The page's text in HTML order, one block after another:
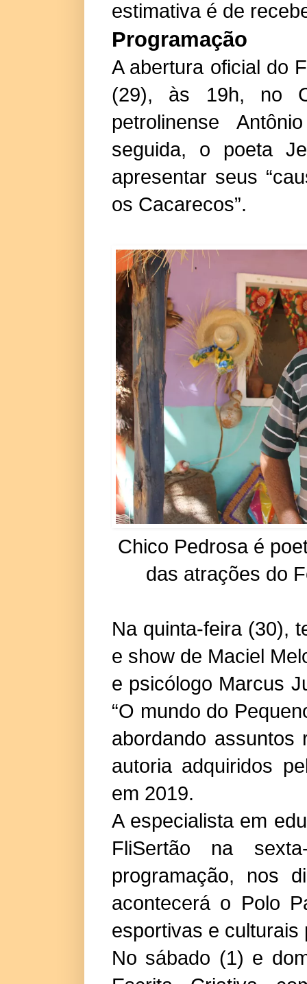
estimativa é de
Programação
A abertura oficial do
(29), às 19h, no
petrolinense
seguida, o poeta
apresentar seus
os Cacarecos”.
Chico Pedrosa é
das atrações do
Na quinta-feira (30),
e show de Maciel
e psicólogo Marcus
“O mundo do
abordando
autoria adquiridos
em 2019.
A especialista em
FliSertão na
programação, nos
acontecerá o Polo
esportivas e
No sábado (1) e